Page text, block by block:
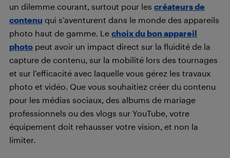
un dilemme courant, surtout pour les créateurs de
contenu qui s’aventurent dans le monde des appareils
photo haut de gamme. Le choix du bon appareil
photo peut avoir un impact direct sur la fluidité de la
capture de contenu, sur la mobilité lors des tournages
et sur l’efficacité avec laquelle vous gérez les travaux
photo et vidéo. Que vous souhaitiez créer du contenu
pour les médias sociaux, des albums de mariage
professionnels ou des vlogs sur YouTube, votre
équipement doit rehausser votre vision, et non la
limiter.